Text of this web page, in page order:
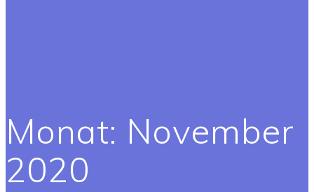
Monat: November
2020